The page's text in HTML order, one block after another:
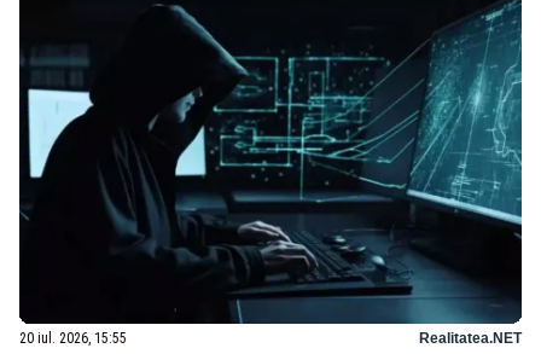
20 iul. 2026, 15:55 Realitatea.NET